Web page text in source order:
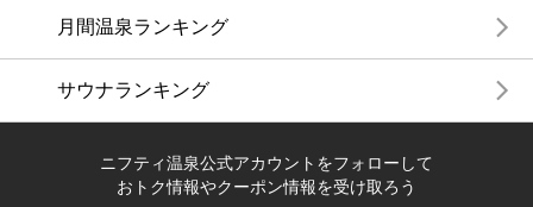
月間温泉ランキング
サウナランキング
ニフティ温泉公式アカウントをフォローして
おトク情報やクーポン情報を受け取ろう